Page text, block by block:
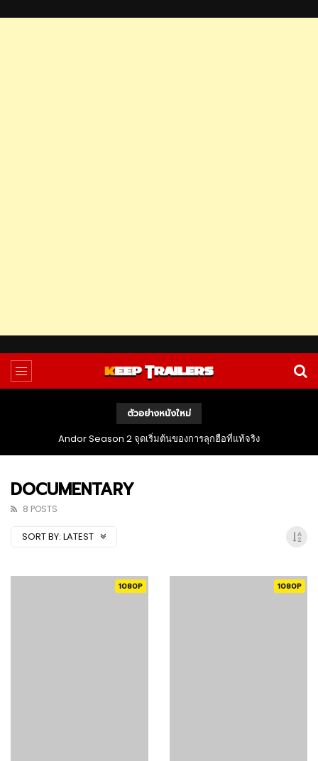
ตัวอย่างหนังใหม่
Andor Season 2 จุดเริ่มต้นของการลุกฮือที่แท้จริง
DOCUMENTARY
8 POSTS
SORT BY: LATEST
1080P 1080P